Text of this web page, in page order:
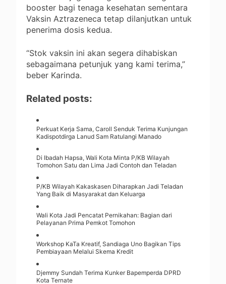
booster bagi tenaga kesehatan sementara
Vaksin Aztrazeneca tetap dilanjutkan untuk
penerima dosis kedua.
“Stok vaksin ini akan segera dihabiskan
sebagaimana petunjuk yang kami terima,”
beber Karinda.
Related posts:
Perkuat Kerja Sama, Caroll Senduk Terima Kunjungan
Kadispotdirga Lanud Sam Ratulangi Manado
Di Ibadah Hapsa, Wali Kota Minta P/KB Wilayah
Tomohon Satu dan Lima Jadi Contoh dan Teladan
P/KB Wilayah Kakaskasen Diharapkan Jadi Teladan
Yang Baik di Masyarakat dan Keluarga
Wali Kota Jadi Pencatat Pernikahan: Bagian dari
Pelayanan Prima Pemkot Tomohon
Workshop KaTa Kreatif, Sandiaga Uno Bagikan Tips
Pembiayaan Melalui Skema Kredit
Djemmy Sundah Terima Kunker Bapemperda DPRD
Kota Ternate